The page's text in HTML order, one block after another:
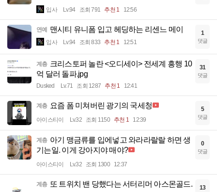
입사 Lv.94 조회 791 추천 1 12:56
연예 맨시티 유니폼 입고 헤딩하는 리센느 메이
입사 Lv.94 조회 833 추천 1 12:51
1
댓글
계층 크리스토퍼 놀란 <오디세이> 전세계 흥행 10
억 달러 돌파.jpg
Dusked Lv.71 조회 1287 추천 1 12:41
31
댓글
계층 요즘 폼 미쳐버린 광기의 국세청
아이스티이 Lv.32 조회 1150 추천 1 12:39
5
댓글
계층 아기 맹금류를 입에넣고 와라라랄랄 하면 생
기는일. 이게 강아지야 매야?
아이스티이 Lv.32 조회 1300 12:37
0
댓글
계층 또 트위치 밴 당했다는 서터리머 아스몬골드. 13